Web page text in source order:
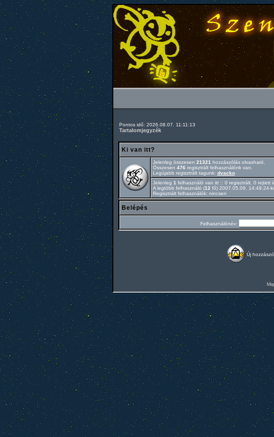
Pontos idő: 2026.08.07. 11:11:13
Tartalomjegyzék
Ki van itt?
Jelenleg összesen 21321 hozzászólás olvasható.
Összesen 476 regisztrált felhasználónk van.
Legújabb regisztrált tagunk: dvacko
Jelenleg 1 felhasználó van itt :: 0 regisztrált, 0
A legtöbb felhasználó (12 fő) 2007.05.09. 14:49:24-
Regisztrált felhasználók: nincsen
Belépés
Felhasználónév:
Új